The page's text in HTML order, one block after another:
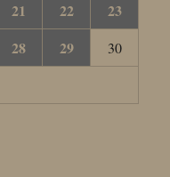
21 22
23
28 29
30